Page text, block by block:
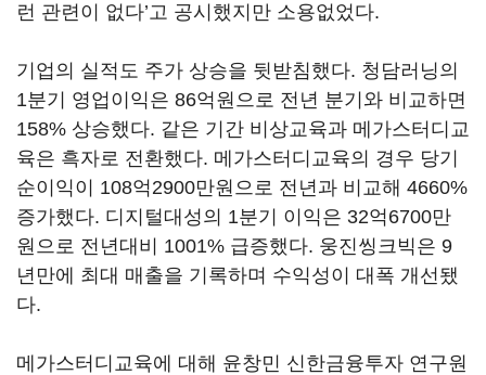
런 관련이 없다’고 공시했지만 소용없었다.
기업의 실적도 주가 상승을 뒷받침했다. 청담러닝의
1분기 영업이익은 86억원으로 전년 분기와 비교하면
158% 상승했다. 같은 기간 비상교육과 메가스터디교
육은 흑자로 전환했다. 메가스터디교육의 경우 당기
순이익이 108억2900만원으로 전년과 비교해 4660%
증가했다. 디지털대성의 1분기 이익은 32억6700만
원으로 전년대비 1001% 급증했다. 웅진씽크빅은 9
년만에 최대 매출을 기록하며 수익성이 대폭 개선됐
다.
메가스터디교육에 대해 윤창민 신한금융투자 연구원